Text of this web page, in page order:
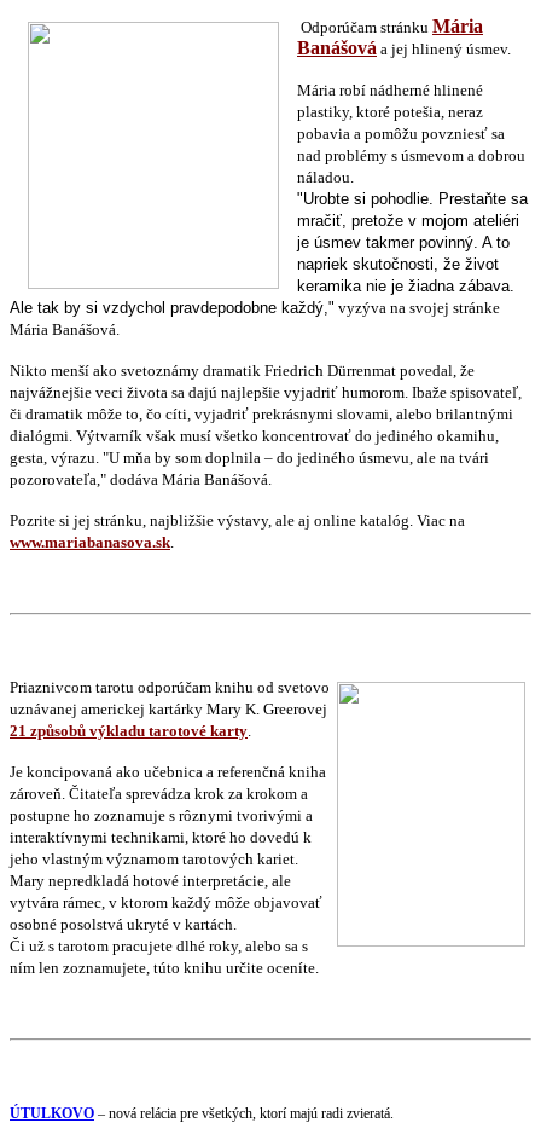
Odporúčam stránku Mária
Banášová a jej hlinený úsmev.
Mária robí nádherné hlinené
plastiky, ktoré potešia, neraz
pobavia a pomôžu povzniesť sa
nad problémy s úsmevom a dobrou
náladou.
"Urobte si pohodlie. Prestaňte sa
mračiť, pretože v mojom ateliéri
je úsmev takmer povinný. A to
napriek skutočnosti, že život
keramika nie je žiadna zábava.
Ale tak by si vzdychol pravdepodobne každý," vyzýva na svojej stránke
Mária Banášová.
Nikto menší ako svetoznámy dramatik Friedrich Dürrenmat povedal, že
najvážnejšie veci života sa dajú najlepšie vyjadriť humorom. Ibaže spisovateľ,
či dramatik môže to, čo cíti, vyjadriť prekrásnymi slovami, alebo brilantnými
dialógmi. Výtvarník však musí všetko koncentrovať do jediného okamihu,
gesta, výrazu. "U mňa by som doplnila – do jediného úsmevu, ale na tvári
pozorovateľa," dodáva Mária Banášová.
Pozrite si jej stránku, najbližšie výstavy, ale aj online katalóg. Viac na
www.mariabanasova.sk
Priaznivcom tarotu odporúčam knihu od svetovo
uznávanej americkej kartárky Mary K. Greerovej
21 způsobů výkladu tarotové karty
Je koncipovaná ako učebnica a referenčná kniha
zároveň. Čitateľa sprevádza krok za krokom a
postupne ho zoznamuje s rôznymi tvorivými a
interaktívnymi technikami, ktoré ho dovedú k
jeho vlastným významom tarotových kariet.
Mary nepredkladá hotové interpretácie, ale
vytvára rámec, v ktorom každý môže objavovať
osobné posolstvá ukryté v kartách.
Či už s tarotom pracujete dlhé roky, alebo sa s
ním len zoznamujete, túto knihu určite oceníte.
ÚTULKOVO – nová relácia pre všetkých, ktorí majú radi zvieratá.